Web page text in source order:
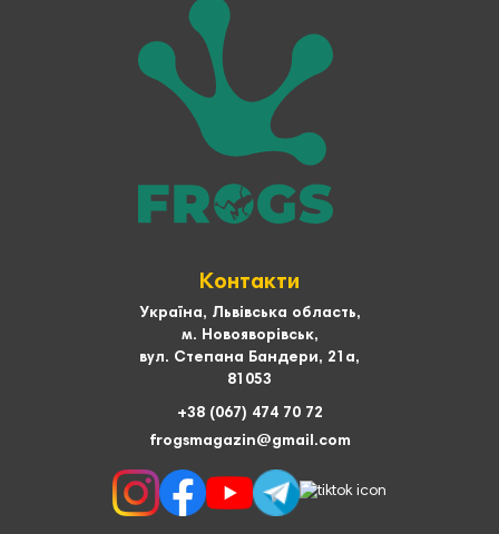
Контакти
Україна, Львівська область,
м. Новояворівськ,
вул. Степана Бандери, 21а,
81053
+38 (067) 474 70 72
frogsmagazin@gmail.com